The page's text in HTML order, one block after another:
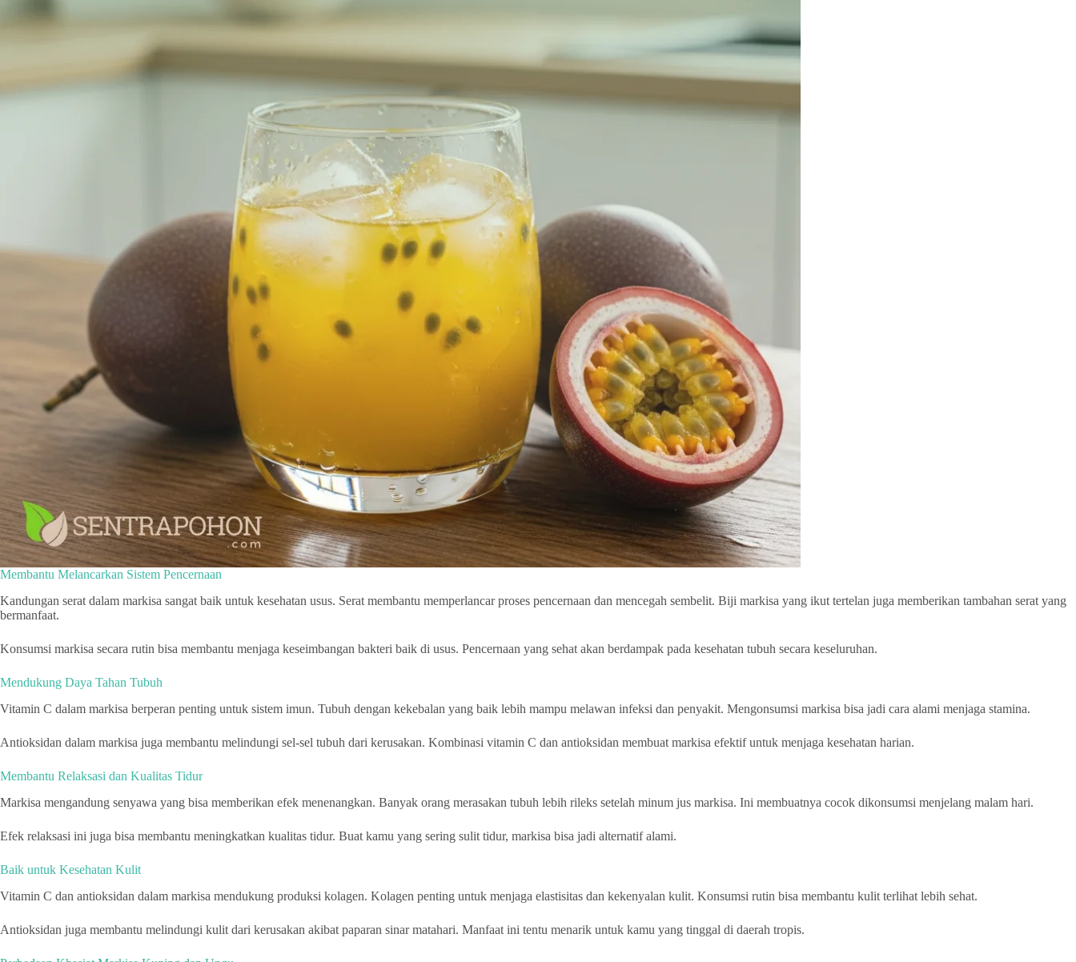
Membantu Melancarkan Sistem Pencernaan
Kandungan serat dalam markisa sangat baik untuk kesehatan usus. Serat membantu memperlancar proses pencernaan dan mencegah sembelit. Biji markisa yang ikut tertelan juga memberikan tambahan serat yang
bermanfaat.
Konsumsi markisa secara rutin bisa membantu menjaga keseimbangan bakteri baik di usus. Pencernaan yang sehat akan berdampak pada kesehatan tubuh secara keseluruhan.
Mendukung Daya Tahan Tubuh
Vitamin C dalam markisa berperan penting untuk sistem imun. Tubuh dengan kekebalan yang baik lebih mampu melawan infeksi dan penyakit. Mengonsumsi markisa bisa jadi cara alami menjaga stamina.
Antioksidan dalam markisa juga membantu melindungi sel-sel tubuh dari kerusakan. Kombinasi vitamin C dan antioksidan membuat markisa efektif untuk menjaga kesehatan harian.
Membantu Relaksasi dan Kualitas Tidur
Markisa mengandung senyawa yang bisa memberikan efek menenangkan. Banyak orang merasakan tubuh lebih rileks setelah minum jus markisa. Ini membuatnya cocok dikonsumsi menjelang malam hari.
Efek relaksasi ini juga bisa membantu meningkatkan kualitas tidur. Buat kamu yang sering sulit tidur, markisa bisa jadi alternatif alami.
Baik untuk Kesehatan Kulit
Vitamin C dan antioksidan dalam markisa mendukung produksi kolagen. Kolagen penting untuk menjaga elastisitas dan kekenyalan kulit. Konsumsi rutin bisa membantu kulit terlihat lebih sehat.
Antioksidan juga membantu melindungi kulit dari kerusakan akibat paparan sinar matahari. Manfaat ini tentu menarik untuk kamu yang tinggal di daerah tropis.